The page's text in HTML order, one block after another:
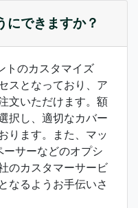
にできますか？
トのカスタマイズ
スとなっており、ア
文いただけます。額
択し、適切なカバー
ります。また、マッ
ーサーなどのオプシ
のカスタマーサービ
なるようお手伝いさ